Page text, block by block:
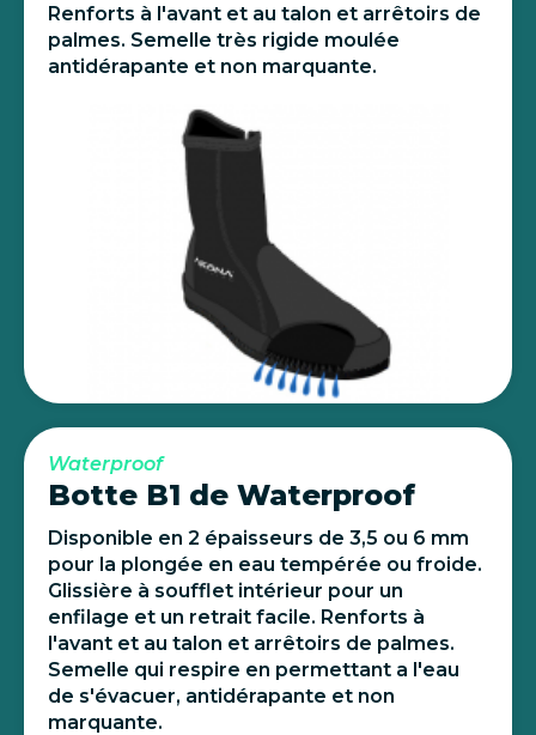
Renforts à l'avant et au talon et arrêtoirs de
palmes. Semelle très rigide moulée
antidérapante et non marquante.
Waterproof
Botte B1 de Waterproof
Disponible en 2 épaisseurs de 3,5 ou 6 mm
pour la plongée en eau tempérée ou froide.
Glissière à soufflet intérieur pour un
enfilage et un retrait facile. Renforts à
l'avant et au talon et arrêtoirs de palmes.
Semelle qui respire en permettant a l'eau
de s'évacuer, antidérapante et non
marquante.